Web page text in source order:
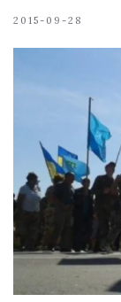
2015-09-28